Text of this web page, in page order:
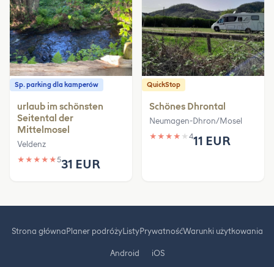
Sp. parking dla kamperów
urlaub im schönsten
Seitental der
Mittelmosel
Veldenz
★ ★ ★ ★ ★531 EUR
QuickStop
Schönes Dhrontal
Neumagen-Dhron/Mosel
★ ★ ★ ★ ★ 411 EUR
Strona głównaPlaner podróżyListyPrywatnośćWarunki użytkowania
Android iOS